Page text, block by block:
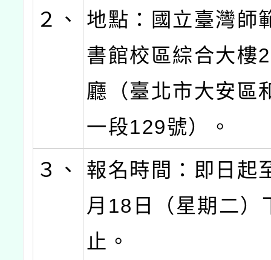
２、
地點：國立臺灣師
書館校區綜合大樓
廳（臺北市大安區
一段129號）。
３、
報名時間：即日起
月18日（星期二）
止。